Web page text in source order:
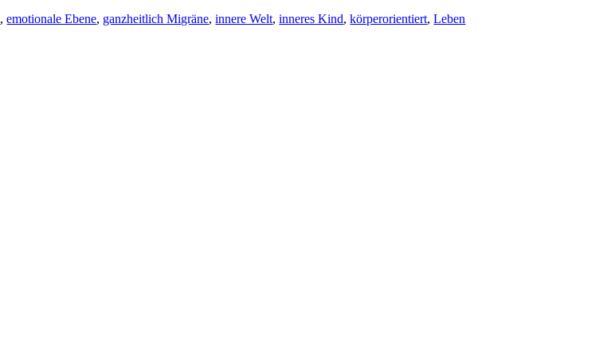
,emotionale Ebene, ganzheitlich Migräne,innere Welt,inneres Kind,körperorientiert,Leben